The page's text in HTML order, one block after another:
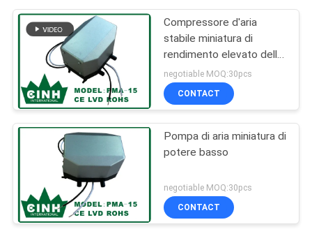
Compressore d'aria
stabile miniatura di
rendimento elevato della
pompa di aria di potere
basso micro
negotiable MOQ:30pcs
CONTACT
Pompa di aria miniatura di
potere basso
negotiable MOQ:30pcs
CONTACT